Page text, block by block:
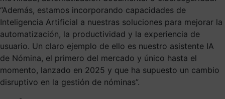
“Además, estamos incorporando capacidades de
Inteligencia Artificial a nuestras soluciones para mejorar la
automatización, la productividad y la experiencia de
usuario. Un claro ejemplo de ello es nuestro asistente IA
de Nómina, el primero del mercado y único hasta el
momento, lanzado en 2025 y que ha supuesto un cambio
disruptivo en la gestión de nóminas”.